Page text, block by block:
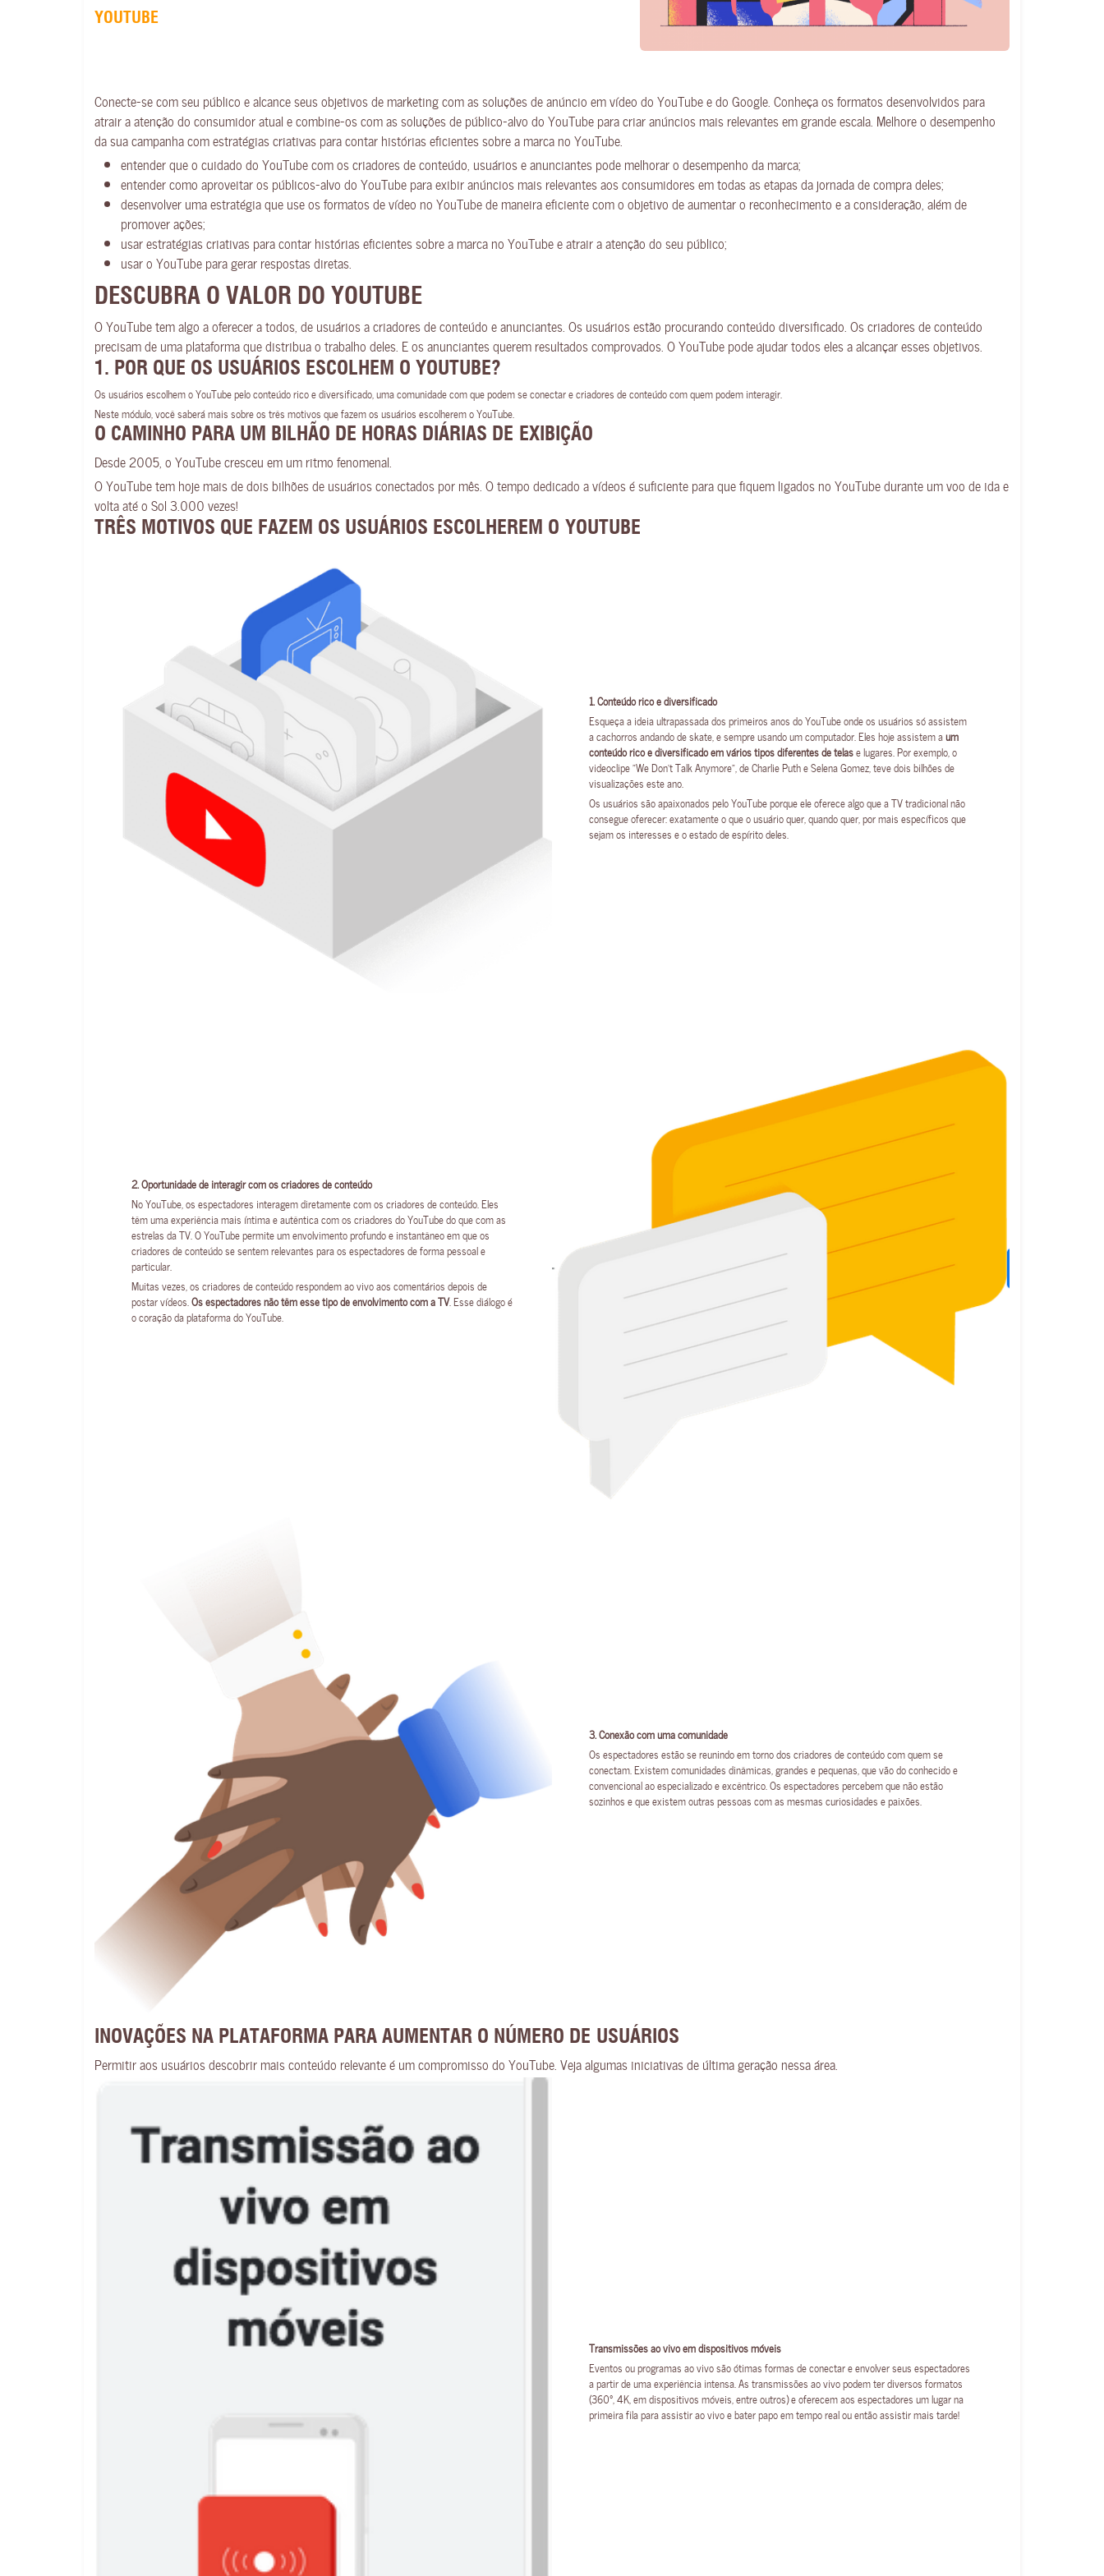
YOUTUBE
Conecte-se com seu público e alcance seus objetivos de marketing com as soluções de anúncio em vídeo do YouTube e do Google. Conheça os formatos desenvolvidos para
atrair a atenção do consumidor atual e combine-os com as soluções de público-alvo do YouTube para criar anúncios mais relevantes em grande escala. Melhore o desempenho
da sua campanha com estratégias criativas para contar histórias eficientes sobre a marca no YouTube.
entender que o cuidado do YouTube com os criadores de conteúdo, usuários e anunciantes pode melhorar o desempenho da marca;
entender como aproveitar os públicos-alvo do YouTube para exibir anúncios mais relevantes aos consumidores em todas as etapas da jornada de compra deles;
desenvolver uma estratégia que use os formatos de vídeo no YouTube de maneira eficiente com o objetivo de aumentar o reconhecimento e a consideração, além de
promover ações;
usar estratégias criativas para contar histórias eficientes sobre a marca no YouTube e atrair a atenção do seu público;
usar o YouTube para gerar respostas diretas.
DESCUBRA O VALOR DO YOUTUBE
O YouTube tem algo a oferecer a todos, de usuários a criadores de conteúdo e anunciantes. Os usuários estão procurando conteúdo diversificado. Os criadores de conteúdo
precisam de uma plataforma que distribua o trabalho deles. E os anunciantes querem resultados comprovados. O YouTube pode ajudar todos eles a alcançar esses objetivos.
1. POR QUE OS USUÁRIOS ESCOLHEM O YOUTUBE?
Os usuários escolhem o YouTube pelo conteúdo rico e diversificado, uma comunidade com que podem se conectar e criadores de conteúdo com quem podem interagir.
Neste módulo, você saberá mais sobre os três motivos que fazem os usuários escolherem o YouTube.
O CAMINHO PARA UM BILHÃO DE HORAS DIÁRIAS DE EXIBIÇÃO
Desde 2005, o YouTube cresceu em um ritmo fenomenal.
O YouTube tem hoje mais de dois bilhões de usuários conectados por mês. O tempo dedicado a vídeos é suficiente para que fiquem ligados no YouTube durante um voo de ida e
volta até o Sol 3.000 vezes!
TRÊS MOTIVOS QUE FAZEM OS USUÁRIOS ESCOLHEREM O YOUTUBE
1. Conteúdo rico e diversificado
Esqueça a ideia ultrapassada dos primeiros anos do YouTube onde os usuários só assistem
a cachorros andando de skate, e sempre usando um computador. Eles hoje assistem aum
conteúdo rico e diversificado em vários tipos diferentes de telase lugares. Por exemplo, o
videoclipe “We Don’t Talk Anymore”, de Charlie Puth e Selena Gomez, teve dois bilhões de
visualizações este ano.
Os usuários são apaixonados pelo YouTube porque ele oferece algo que a TV tradicional não
consegue oferecer: exatamente o que o usuário quer, quando quer, por mais específicos que
sejam os interesses e o estado de espírito deles.
2. Oportunidade de interagir com os criadores de conteúdo
No YouTube, os espectadores interagem diretamente com os criadores de conteúdo. Eles
têm uma experiência mais íntima e autêntica com os criadores do YouTube do que com as
estrelas da TV. O YouTube permite um envolvimento profundo e instantâneo em que os
criadores de conteúdo se sentem relevantes para os espectadores de forma pessoal e
particular.
Muitas vezes, os criadores de conteúdo respondem ao vivo aos comentários depois de
postar vídeos. Os espectadores não têm esse tipo de envolvimento com a TV. Esse diálogo é
o coração da plataforma do YouTube.
3. Conexão com uma comunidade
Os espectadores estão se reunindo em torno dos criadores de conteúdo com quem se
conectam. Existem comunidades dinâmicas, grandes e pequenas, que vão do conhecido e
convencional ao especializado e excêntrico. Os espectadores percebem que não estão
sozinhos e que existem outras pessoas com as mesmas curiosidades e paixões.
INOVAÇÕES NA PLATAFORMA PARA AUMENTAR O NÚMERO DE USUÁRIOS
Permitir aos usuários descobrir mais conteúdo relevante é um compromisso do YouTube. Veja algumas iniciativas de última geração nessa área.
Transmissões ao vivo em dispositivos móveis
Eventos ou programas ao vivo são ótimas formas de conectar e envolver seus espectadores
a partir de uma experiência intensa. As transmissões ao vivo podem ter diversos formatos
(360°, 4K, em dispositivos móveis, entre outros) e oferecem aos espectadores um lugar na
primeira fila para assistir ao vivo e bater papo em tempo real ou então assistir mais tarde!